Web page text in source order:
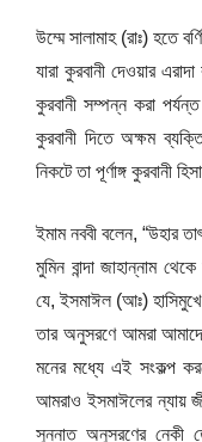
উম্মে সালামাহ (রাঃ) হতে
যারা কুরবানী দেওয়ার
কুরবানী সম্পন্ন করা
কুরবানী দিতে অক্ষম
নিকটে তা পূর্ণাঙ্গ কুরবানী
ইমাম নববী বলেন, “উহার
মুমিন বান্দা জাহান্নাম
যে, ইসমাঈল (আঃ)
তার অনুসরণে আমরা
মনের মধ্যে এই সংকল্প
আমরাও ইসমাঈলের ন্যায়
সুন্নাত অনুসরণের নেকী